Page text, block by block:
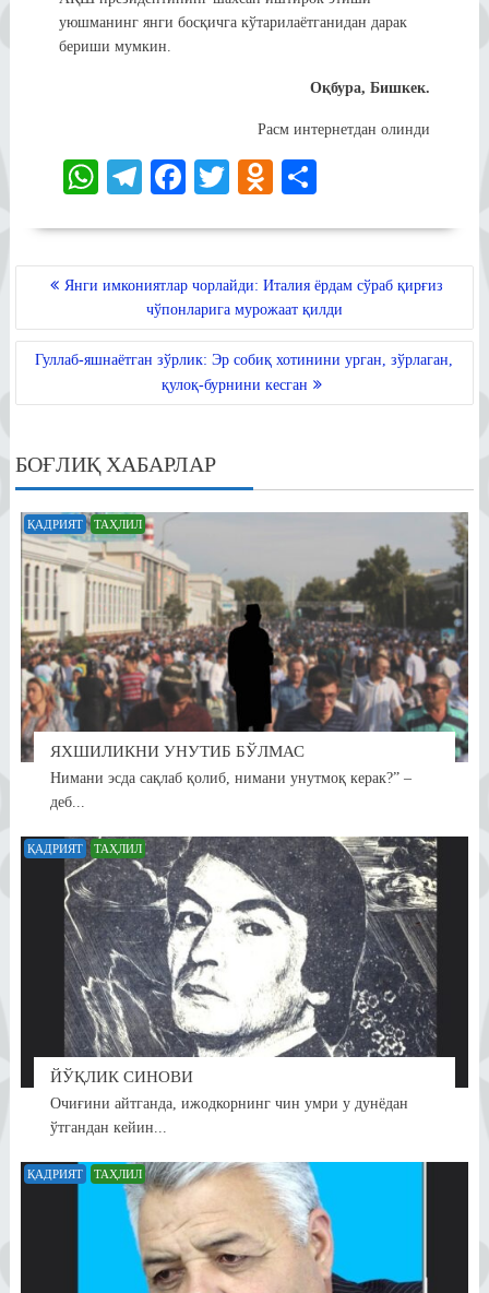
уюшманинг янги босқичга кўтарилаётганидан дарак
бериши мумкин.
Оқбура, Бишкек.
Расм интернетдан олинди
W
A
Te
a
m
Fa
ok
T
r
O
la
ss
ni
ki
POSTЯнги имкониятлар чорлайди: Италия ёрдам сўраб қирғиз
чўпонларига мурожаат қилди
Гуллаб-яшнаётган зўрлик: Эр собиқ хотинини урган, зўрлаган,
қулоқ-бурнини кесган
БОҒЛИҚ ХАБАРЛАР
ҚАДРИЯТ ТАҲЛИЛ
ЯХШИЛИКНИ УНУТИБ БЎЛМАС
Нимани эсда сақлаб қолиб, нимани унутмоқ керак?” –
деб...
ҚАДРИЯТ ТАҲЛИЛ
ЙЎҚЛИК СИНОВИ
Очиғини айтганда, ижодкорнинг чин умри у дунёдан
ўтгандан кейин...
ҚАДРИЯТ ТАҲЛИЛ